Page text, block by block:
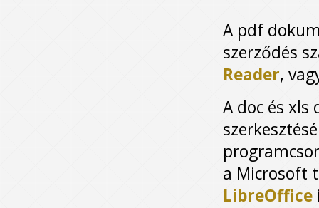
A pdf
szerződés
Reader,
A doc és
a Microsoft
LibreOffice